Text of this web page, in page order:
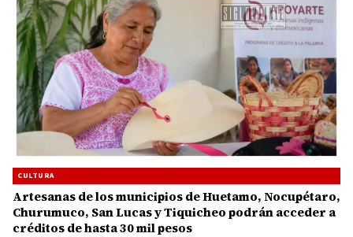
CULTURA
Artesanas de los municipios de Huetamo, Nocupétaro,
Churumuco, San Lucas y Tiquicheo podrán acceder a
créditos de hasta 30 mil pesos